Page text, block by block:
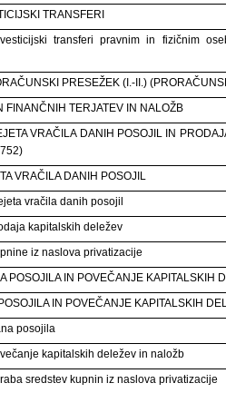
TRANSFERI
transferi pravnim in fizičnim
PRESEŽEK (I.-II.)
FINANČNIH TERJATEV IN NALOŽB
VRAČILA DANIH POSOJIL IN
VRAČILA DANIH POSOJIL
vračila danih posojil
kapitalskih deležev
iz naslova privatizacije
POSOJILA IN POVEČANJE KAPITALSKIH
IN POVEČANJE KAPITALSKIH
posojila
kapitalskih deležev in naložb
sredstev kupnin iz naslova privatizacije